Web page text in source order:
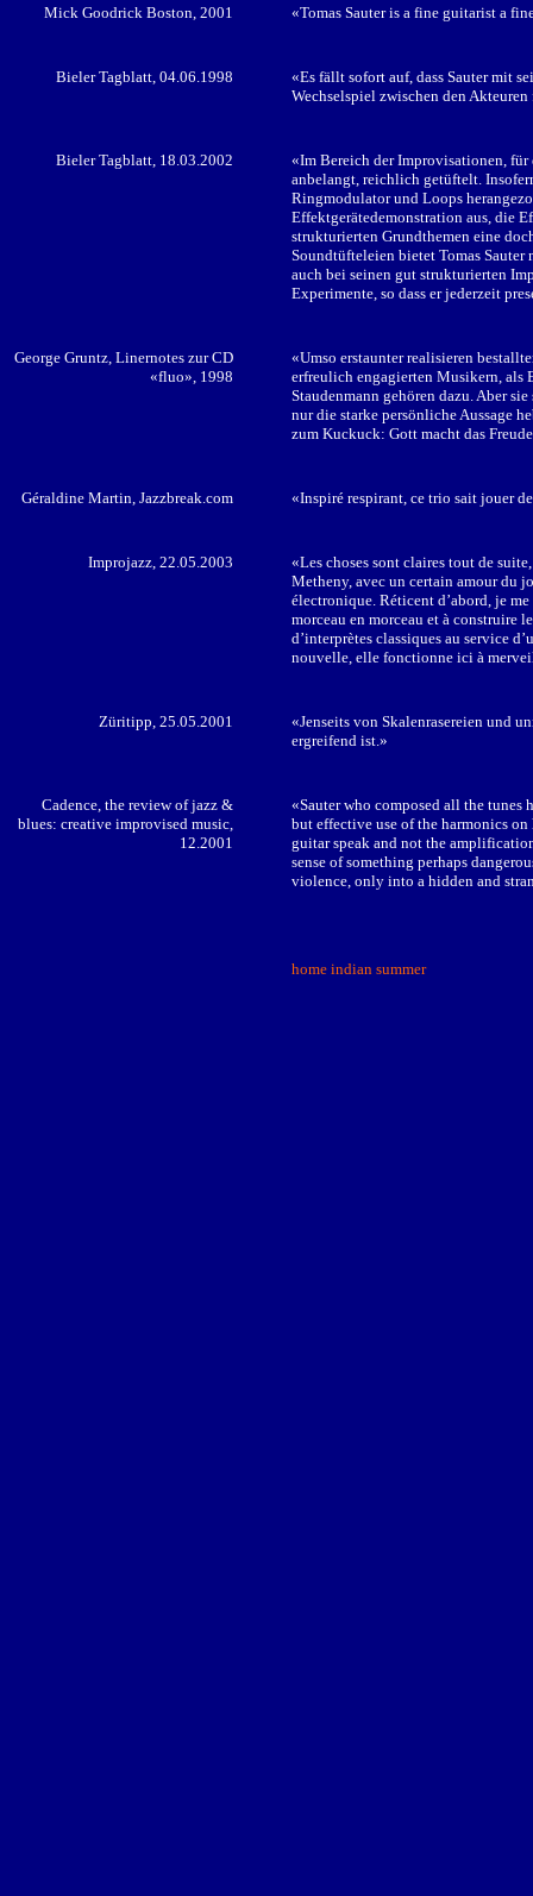
Mick Goodrick Boston, 2001 «Tomas Sauter is a fine guitarist a
Bieler Tagblatt, 04.06.1998
«Es fällt sofort auf, dass Sauter mit
Wechselspiel zwischen den
Bieler Tagblatt, 18.03.2002
«Im Bereich der Improvisationen, für
anbelangt, reichlich getüftelt.
Ringmodulator und Loops
Effektgerätedemonstration aus, die
strukturierten Grundthemen eine
Soundtüfteleien bietet Tomas
auch bei seinen gut strukturierten
Experimente, so dass er jederzeit
George Gruntz, Linernotes zur CD
«fluo», 1998
«Umso erstaunter realisieren
erfreulich engagierten Musikern, als
Staudenmann gehören dazu. Aber
nur die starke persönliche Aussage
zum Kuckuck: Gott macht das
Géraldine Martin, Jazzbreak.com «Inspiré respirant, ce trio sait jouer
Improjazz, 22.05.2003
«Les choses sont claires tout de
Metheny, avec un certain amour du
électronique. Réticent d’abord, je
morceau en morceau et à construire
d’interprètes classiques au service
nouvelle, elle fonctionne ici à
Züritipp, 25.05.2001
«Jenseits von Skalenrasereien und
ergreifend ist.»
Cadence, the review of jazz &
blues: creative improvised music,
12.2001
«Sauter who composed all the
but effective use of the harmonics
guitar speak and not the
sense of something perhaps
violence, only into a hidden and
home indian summer